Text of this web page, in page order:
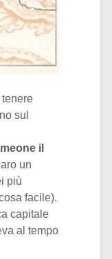
sul
il
un
più
facile).
capitale
al tempo